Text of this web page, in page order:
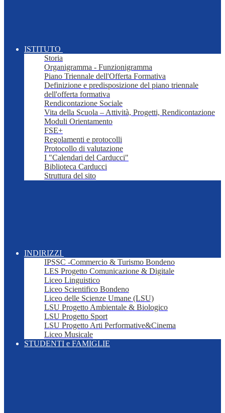
ISTITUTO
Storia
Organigramma - Funzionigramma
Piano Triennale dell'Offerta Formativa
Definizione e predisposizione del piano triennale
dell'offerta formativa
Rendicontazione Sociale
Vita della Scuola – Attività, Progetti, Rendicontazione
Moduli Orientamento
FSE+
Regolamenti e protocolli
Protocollo di valutazione
I "Calendari del Carducci"
Biblioteca Carducci
Struttura del sito
INDIRIZZI
IPSSC -Commercio & Turismo Bondeno
LES Progetto Comunicazione & Digitale
Liceo Linguistico
Liceo Scientifico Bondeno
Liceo delle Scienze Umane (LSU)
LSU Progetto Ambientale & Biologico
LSU Progetto Sport
LSU Progetto Arti Performative&Cinema
Liceo Musicale
STUDENTI e FAMIGLIE